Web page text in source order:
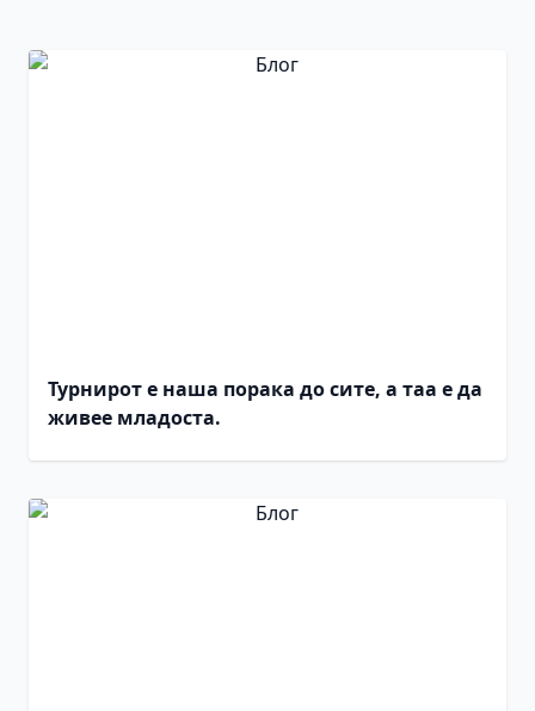
Турнирот е наша порака до сите, а таа е да
живее младоста.